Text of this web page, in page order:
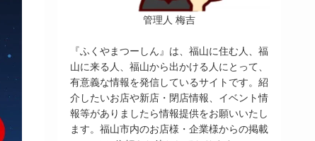
管理人 梅吉
『ふくやまつーしん』は、福山に住む人、福
山に来る人、福山から出かける人にとって、
有意義な情報を発信しているサイトです。紹
介したいお店や新店・閉店情報、イベント情
報等がありましたら情報提供をお願いいたし
ます。福山市内のお店様・企業様からの掲載